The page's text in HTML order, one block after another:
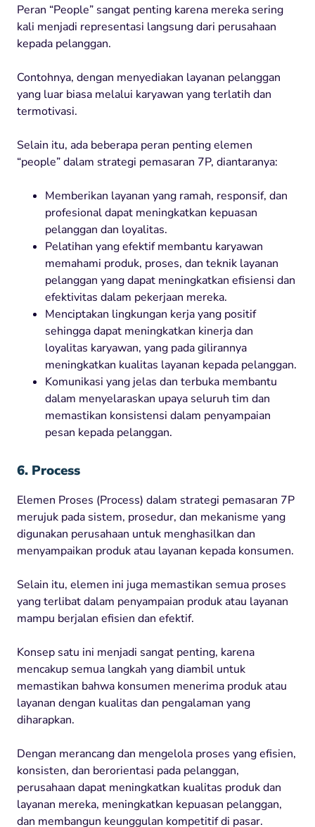
Peran “People” sangat penting karena mereka sering
kali menjadi representasi langsung dari perusahaan
kepada pelanggan.
Contohnya, dengan menyediakan layanan pelanggan
yang luar biasa melalui karyawan yang terlatih dan
termotivasi.
Selain itu, ada beberapa peran penting elemen
“people” dalam strategi pemasaran 7P, diantaranya:
Memberikan layanan yang ramah, responsif, dan
profesional dapat meningkatkan kepuasan
pelanggan dan loyalitas.
Pelatihan yang efektif membantu karyawan
memahami produk, proses, dan teknik layanan
pelanggan yang dapat meningkatkan efisiensi dan
efektivitas dalam pekerjaan mereka.
Menciptakan lingkungan kerja yang positif
sehingga dapat meningkatkan kinerja dan
loyalitas karyawan, yang pada gilirannya
meningkatkan kualitas layanan kepada pelanggan.
Komunikasi yang jelas dan terbuka membantu
dalam menyelaraskan upaya seluruh tim dan
memastikan konsistensi dalam penyampaian
pesan kepada pelanggan.
6. Process
Elemen Proses (Process) dalam strategi pemasaran 7P
merujuk pada sistem, prosedur, dan mekanisme yang
digunakan perusahaan untuk menghasilkan dan
menyampaikan produk atau layanan kepada konsumen.
Selain itu, elemen ini juga memastikan semua proses
yang terlibat dalam penyampaian produk atau layanan
mampu berjalan efisien dan efektif.
Konsep satu ini menjadi sangat penting, karena
mencakup semua langkah yang diambil untuk
memastikan bahwa konsumen menerima produk atau
layanan dengan kualitas dan pengalaman yang
diharapkan.
Dengan merancang dan mengelola proses yang efisien,
konsisten, dan berorientasi pada pelanggan,
perusahaan dapat meningkatkan kualitas produk dan
layanan mereka, meningkatkan kepuasan pelanggan,
dan membangun keunggulan kompetitif di pasar.